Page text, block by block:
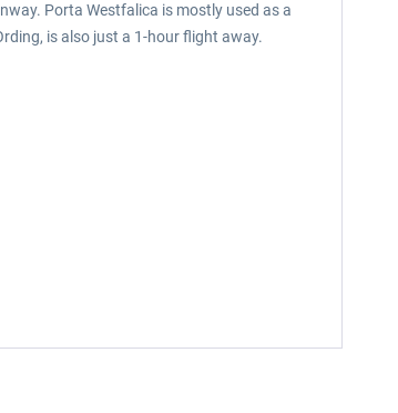
Porta Westfalica is mostly used as a
is also just a 1-hour flight away.